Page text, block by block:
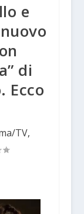
e
di
Ecco
TV,